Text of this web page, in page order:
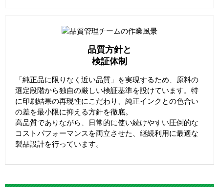
品質方針と
検証体制
「純正品に限りなく近い品質」を実現するため、原料の
選定段階から独自の厳しい検証基準を設けています。特
に印刷結果の再現性にこだわり、純正インクとの色合い
の差を最小限に抑える方針を徹底。
高品質でありながら、日常的に使い続けやすい圧倒的な
コストパフォーマンスを両立させた、継続利用に最適な
製品設計を行っています。